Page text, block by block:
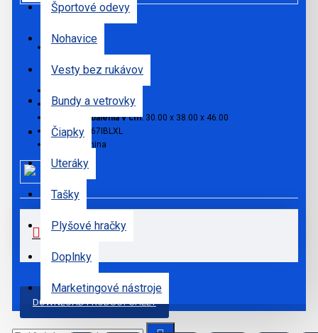
Športové odevy
Nohavice
Vesty bez rukávov
Bundy a vetrovky
Čiapky
Uteráky
Tašky
Plyšové hračky
Doplnky
Marketingové nástroje
SKLADOM
Hmotnosť v gr: 0.16
Rozmery balenia v cm: 30.00 x 38.00 x 46.00
MPN: JC167IBLXL
China
DOWNLOAD PRODUCT SHEET